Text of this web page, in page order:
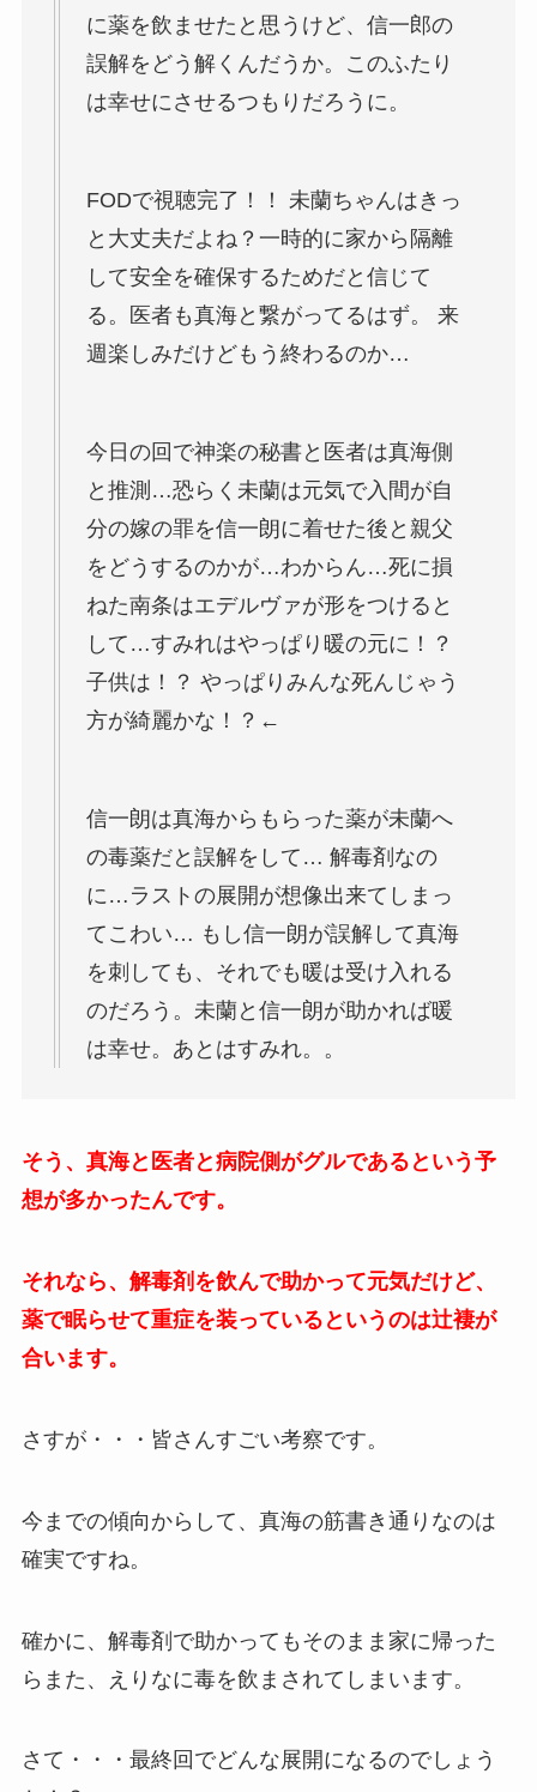
に薬を飲ませたと思うけど、信一郎の
誤解をどう解くんだうか。このふたり
は幸せにさせるつもりだろうに。
FODで視聴完了！！ 未蘭ちゃんはきっ
と大丈夫だよね？一時的に家から隔離
して安全を確保するためだと信じて
る。医者も真海と繋がってるはず。 来
週楽しみだけどもう終わるのか…
今日の回で神楽の秘書と医者は真海側
と推測…恐らく未蘭は元気で入間が自
分の嫁の罪を信一朗に着せた後と親父
をどうするのかが…わからん…死に損
ねた南条はエデルヴァが形をつけると
して…すみれはやっぱり暖の元に！？
子供は！？ やっぱりみんな死んじゃう
方が綺麗かな！？←
信一朗は真海からもらった薬が未蘭へ
の毒薬だと誤解をして… 解毒剤なの
に…ラストの展開が想像出来てしまっ
てこわい… もし信一朗が誤解して真海
を刺しても、それでも暖は受け入れる
のだろう。未蘭と信一朗が助かれば暖
は幸せ。あとはすみれ。。
そう、真海と医者と病院側がグルであるという予
想が多かったんです。
それなら、解毒剤を飲んで助かって元気だけど、
薬で眠らせて重症を装っているというのは辻褄が
合います。
さすが・・・皆さんすごい考察です。
今までの傾向からして、真海の筋書き通りなのは
確実ですね。
確かに、解毒剤で助かってもそのまま家に帰った
らまた、えりなに毒を飲まされてしまいます。
さて・・・最終回でどんな展開になるのでしょう